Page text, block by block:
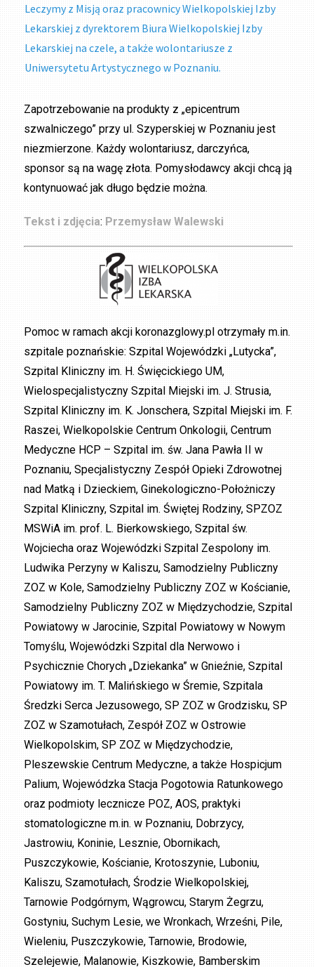
Leczymy z Misją oraz pracownicy Wielkopolskiej Izby
Lekarskiej z dyrektorem Biura Wielkopolskiej Izby
Lekarskiej na czele, a także wolontariusze z
Uniwersytetu Artystycznego w Poznaniu.
Zapotrzebowanie na produkty z „epicentrum
szwalniczego” przy ul. Szyperskiej w Poznaniu jest
niezmierzone. Każdy wolontariusz, darczyńca,
sponsor są na wagę złota. Pomysłodawcy akcji chcą ją
kontynuować jak długo będzie można.
Tekst i zdjęcia: Przemysław Walewski
Pomoc w ramach akcji koronazglowy.pl otrzymały m.in.
szpitale poznańskie: Szpital Wojewódzki „Lutycka”,
Szpital Kliniczny im. H. Święcickiego UM,
Wielospecjalistyczny Szpital Miejski im. J. Strusia,
Szpital Kliniczny im. K. Jonschera, Szpital Miejski im. F.
Raszei, Wielkopolskie Centrum Onkologii, Centrum
Medyczne HCP – Szpital im. św. Jana Pawła II w
Poznaniu, Specjalistyczny Zespół Opieki Zdrowotnej
nad Matką i Dzieckiem, Ginekologiczno-Położniczy
Szpital Kliniczny, Szpital im. Świętej Rodziny, SPZOZ
MSWiA im. prof. L. Bierkowskiego, Szpital św.
Wojciecha oraz Wojewódzki Szpital Zespolony im.
Ludwika Perzyny w Kaliszu, Samodzielny Publiczny
ZOZ w Kole, Samodzielny Publiczny ZOZ w Kościanie,
Samodzielny Publiczny ZOZ w Międzychodzie, Szpital
Powiatowy w Jarocinie, Szpital Powiatowy w Nowym
Tomyślu, Wojewódzki Szpital dla Nerwowo i
Psychicznie Chorych „Dziekanka” w Gnieźnie, Szpital
Powiatowy im. T. Malińskiego w Śremie, Szpitala
Średzki Serca Jezusowego, SP ZOZ w Grodzisku, SP
ZOZ w Szamotułach, Zespół ZOZ w Ostrowie
Wielkopolskim, SP ZOZ w Międzychodzie,
Pleszewskie Centrum Medyczne, a także Hospicjum
Palium, Wojewódzka Stacja Pogotowia Ratunkowego
oraz podmioty lecznicze POZ, AOS, praktyki
stomatologiczne m.in. w Poznaniu, Dobrzycy,
Jastrowiu, Koninie, Lesznie, Obornikach,
Puszczykowie, Kościanie, Krotoszynie, Luboniu,
Kaliszu, Szamotułach, Środzie Wielkopolskiej,
Tarnowie Podgórnym, Wągrowcu, Starym Żegrzu,
Gostyniu, Suchym Lesie, we Wronkach, Wrześni, Pile,
Wieleniu, Puszczykowie, Tarnowie, Brodowie,
Szelejewie, Malanowie, Kiszkowie, Bamberskim